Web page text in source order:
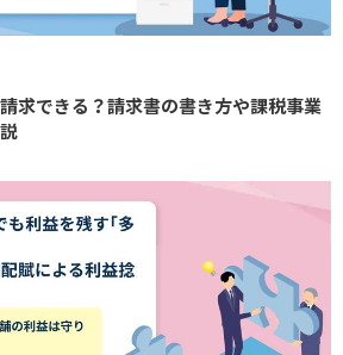
求できる？請求書の書き方や課税事業